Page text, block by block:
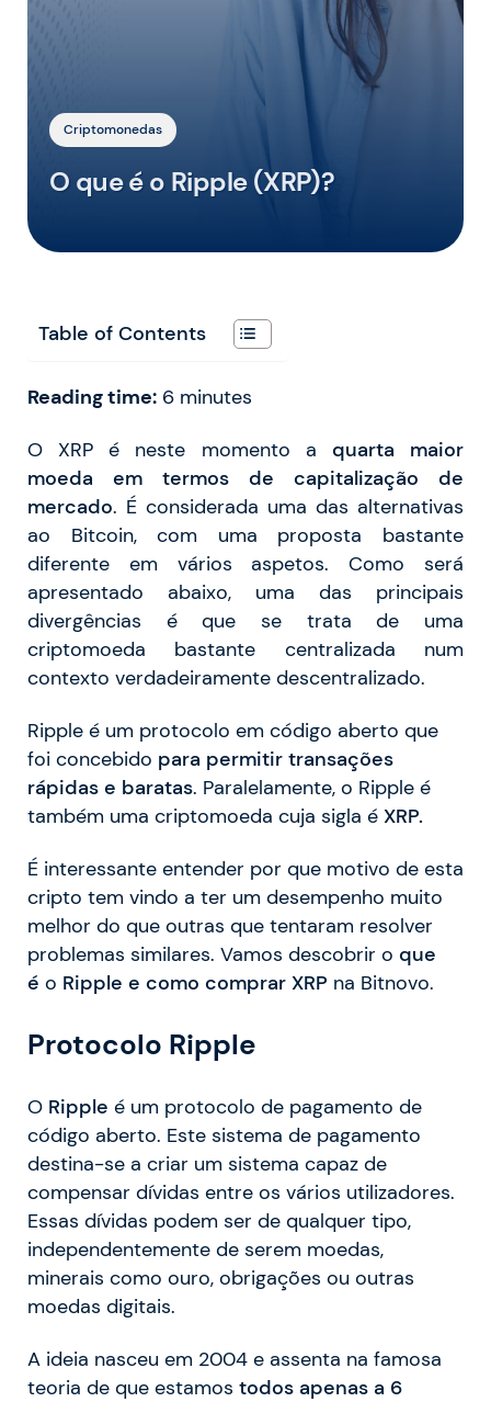
Criptomonedas
O que é o Ripple (XRP)?
Table of Contents
Reading time: 6 minutes
O XRP é neste momento a quarta maior
moeda em termos de capitalização de
mercado. É considerada uma das alternativas
ao Bitcoin, com uma proposta bastante
diferente em vários aspetos. Como será
apresentado abaixo, uma das principais
divergências é que se trata de uma
criptomoeda bastante centralizada num
contexto verdadeiramente descentralizado.
Ripple é um protocolo em código aberto que
foi concebido para permitir transações
rápidas e baratas. Paralelamente, o Ripple é
também uma criptomoeda cuja sigla é XRP.
É interessante entender por que motivo de esta
cripto tem vindo a ter um desempenho muito
melhor do que outras que tentaram resolver
problemas similares. Vamos descobrir o que
é o Ripple e como comprar XRP na Bitnovo.
Protocolo Ripple
O Ripple é um protocolo de pagamento de
código aberto. Este sistema de pagamento
destina-se a criar um sistema capaz de
compensar dívidas entre os vários utilizadores.
Essas dívidas podem ser de qualquer tipo,
independentemente de serem moedas,
minerais como ouro, obrigações ou outras
moedas digitais.
A ideia nasceu em 2004 e assenta na famosa
teoria de que estamos todos apenas a 6